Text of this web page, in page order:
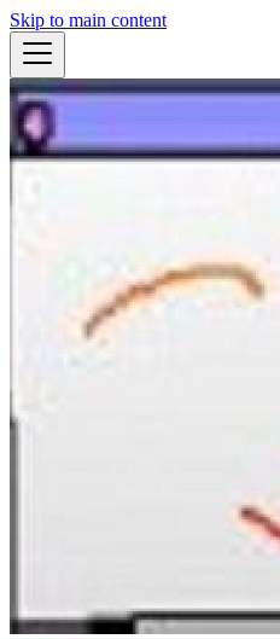
Skip to main content